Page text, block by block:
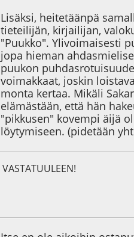
Lisäksi, heitetäänpä
tieteilijän, kirjailijan,
"Puukko". Ylivoimaisesti
jopa hieman
puukon
voimakkaat, joskin
monta kertaa. Mikäli
elämästään, että hän
"pikkusen" kovempi äijä
löytymiseen. (pidetään
VASTATUULEEN!